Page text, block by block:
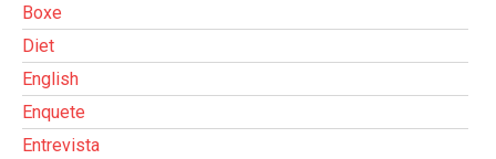
Boxe
Diet
English
Enquete
Entrevista